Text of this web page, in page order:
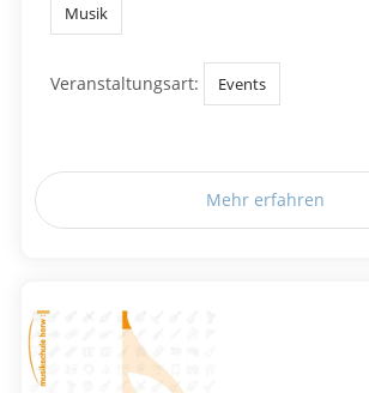
Musik
Veranstaltungsart: Events
Mehr erfahren